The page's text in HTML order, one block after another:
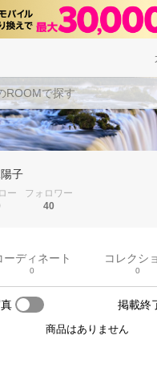
子
ー
フォロワー
40
ーディネート
0
コレクシ
0
掲載終
商品はありません